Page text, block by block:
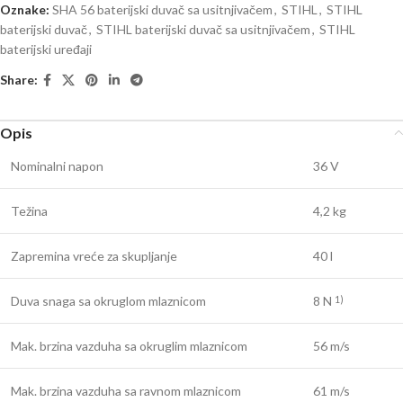
Oznake: SHA 56 baterijski duvač sa usitnjivačem, STIHL , STIHL
baterijski duvač, STIHL baterijski duvač sa usitnjivačem, STIHL
baterijski uređaji
Share:
Opis
Nominalni napon 36 V
Težina 4,2 kg
Zapremina vreće za skupljanje 40 l
Duva snaga sa okruglom mlaznicom 8 N 1)
Mak. brzina vazduha sa okruglim mlaznicom 56 m/s
Mak. brzina vazduha sa ravnom mlaznicom 61 m/s